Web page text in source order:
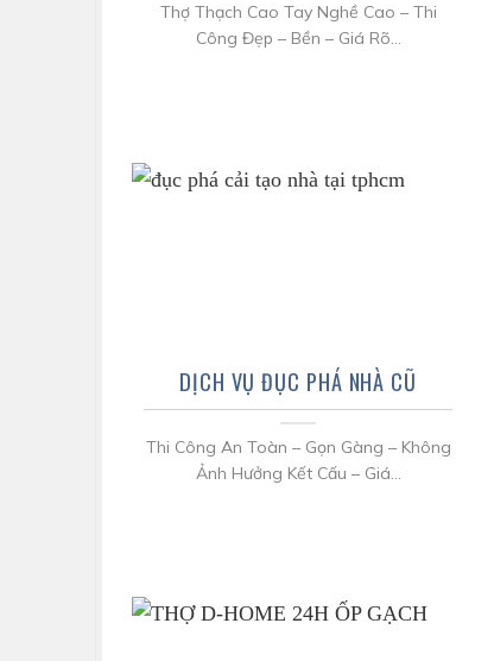
Thợ Thạch Cao Tay Nghề Cao – Thi
Công Đẹp – Bền – Giá Rõ...
DỊCH VỤ ĐỤC PHÁ NHÀ CŨ
Thi Công An Toàn – Gọn Gàng – Không
Ảnh Hưởng Kết Cấu – Giá...